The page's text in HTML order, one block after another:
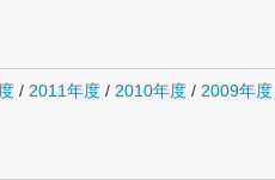
/ 2011年度 / 2010年度 / 2009年度